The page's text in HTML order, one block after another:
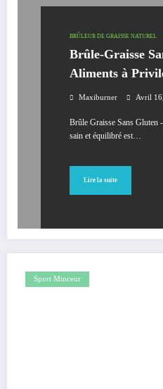
BRÛLEUR DE GRAISSE NATUREL
Brûle-Graisse
Aliments à
Maxiburner Avril
Brûle Graisse Sans Gluten
sain et équilibré est…
Lire la suite
Sport Minceur